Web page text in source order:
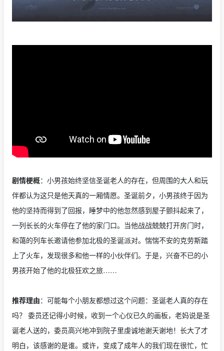
剧情梗概：小男孩始终坚信圣诞老人的存在，但周围的大人和玩
伴都认为这只是他天真的一厢情愿。圣诞前夕，小男孩终于因为
他的坚持而得到了回报，睡梦中的他忽然感到屋子颤抖起来了，
一列长长的火车停在了他的家门口。当他战战兢兢打开房门时，
和蔼的列车长邀请他参加北极的圣诞派对。惴惴不安的克劳斯踏
上了火车，发现很多和他一样的小伙伴们。于是，兴奋不已的小
男孩开始了他的北极狂欢之旅……
推荐理由：可能每个小朋友都想过这个问题：圣诞老人真的存在
吗？ 委员还记得小时候，收到一个心仪已久的画板，老妈说是圣
诞老人送的，委员高兴地冲到院子里虔诚地谢天谢地！长大了才
明白，该感谢的是谁。或许，变成了成年人的我们现在很忙，忙